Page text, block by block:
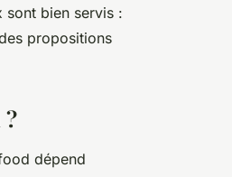
sont bien servis :
propositions
dépend